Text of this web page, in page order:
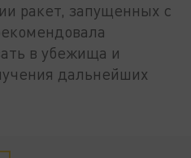
ракет, запущенных с
в убежища и
дальнейших